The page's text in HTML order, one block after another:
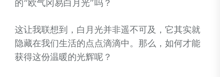
的“欧气冈易白月光”吗？
这让我联想到，白月光并非遥不可及，它其实就
隐藏在我们生活的点点滴滴中。那么，如何才能
获得这份温暖的光辉呢？